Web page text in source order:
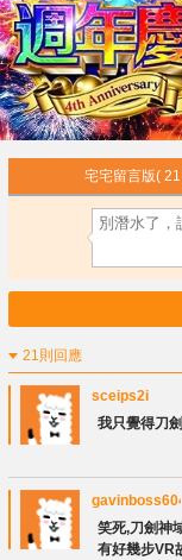
宅宅留言版(
21則回應
sceips2i
我只覺得刀
笑死,刀劍神
有好幾步VR